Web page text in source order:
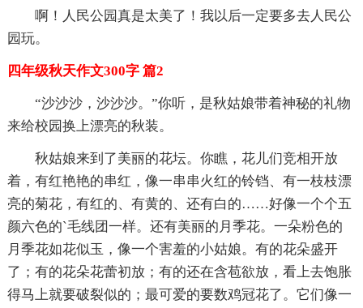
啊！人民公园真是太美了！我以后一定要多去人民公
园玩。
四年级秋天作文300字 篇2
“沙沙沙，沙沙沙。”你听，是秋姑娘带着神秘的礼物
来给校园换上漂亮的秋装。
秋姑娘来到了美丽的花坛。你瞧，花儿们竞相开放
着，有红艳艳的串红，像一串串火红的铃铛、有一枝枝漂
亮的菊花，有红的、有黄的、还有白的……好像一个个五
颜六色的`毛线团一样。还有美丽的月季花。一朵粉色的
月季花如花似玉，像一个害羞的小姑娘。有的花朵盛开
了；有的花朵花蕾初放；有的还在含苞欲放，看上去饱胀
得马上就要破裂似的；最可爱的要数鸡冠花了。它们像一